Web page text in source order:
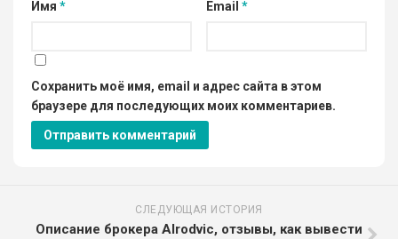
Имя * Email *
Сохранить моё имя, email и адрес сайта в этом
браузере для последующих моих комментариев.
СЛЕДУЮЩАЯ ИСТОРИЯ
Описание брокера Alrodvic, отзывы, как вывести